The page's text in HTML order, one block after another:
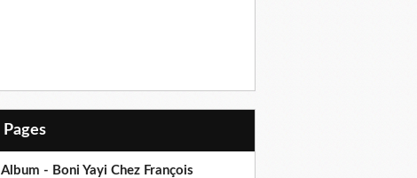
Pages
Album - Boni Yayi Chez François